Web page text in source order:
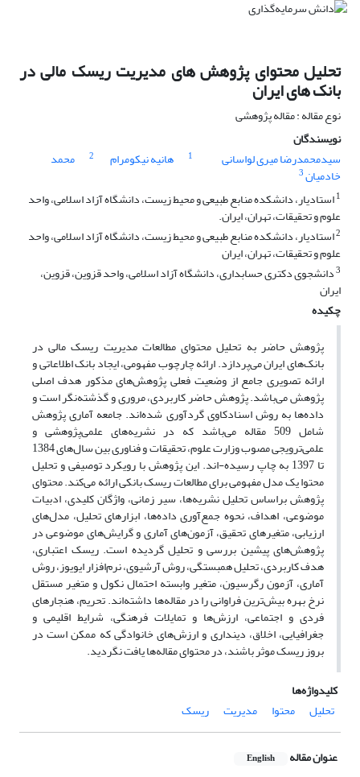
تحلیل محتوای پژوهش های مدیریت ریسک مالی در
بانک های ایران
نوع مقاله : مقاله پژوهشی
نویسندگان
سیدمحمدرضا میری لواسانی
1 هانیه نیکومرام 2 محمد
خادمیان3
1استادیار، دانشکده منابع طبیعی و محیط زیست، دانشگاه آزاد اسلامی، واحد
علوم و تحقیقات، تهران، ایران.
2استادیار، دانشکده منابع طبیعی و محیط زیست، دانشگاه آزاد اسلامی، واحد
علوم و تحقیقات، تهران، ایران
3دانشجوی دکتری حسابداری، دانشگاه آزاد اسلامی، واحد قزوین، قزوین،
ایران
چکیده
پژوهش حاضر به تحلیل محتوای مطالعات مدیریت ریسک مالی در
بانک‌های ایران می‌پردازد. ارائه چارچوب مفهومی، ایجاد بانک اطلاعاتی و
ارائه تصویری جامع از وضعیت فعلی پژوهش‌های مذکور هدف اصلی
پژوهش می‌باشد. پژوهش حاضر کاربردی، مروری و گذشته‌نگر است و
داده‌ها به روش اسنادکاوی گردآوری شده‌اند. جامعه آماری پژوهش
شامل 509 مقاله می‌باشد که در نشریه‌های علمی‌پژوهشی و
علمی‌ترویجی مصوب وزارت علوم، تحقیقات و فناوری بین سال‌های 1384
تا 1397 به چاپ رسیده-اند. این پژوهش با رویکرد توصیفی و تحلیل
محتوا یک مدل مفهومی برای مطالعات ریسک بانکی ارائه می‌کند. محتوای
پژوهش براساس تحلیل نشریه‌ها، سیر زمانی، واژگان کلیدی، ادبیات
موضوعی، اهداف، نحوه جمع‌آوری داده‌ها، ابزارهای تحلیل، مدل‌های
ارزیابی، متغیرهای تحقیق، آزمون‌های آماری و گرایش‌‌های موضوعی در
پژوهش‌های پیشین بررسی و تحلیل گردیده است. ریسک‌ اعتباری،
هدف کاربردی، تحلیل همبستگی، روش آرشیوی، نرم‌افزار ایویوز، روش‌
آماری، آزمون‌ رگرسیون، متغیر وابسته احتمال نکول و متغیر مستقل
نرخ بهره بیش‌ترین فراوانی را در مقاله‌ها داشته‌اند. تحریم، هنجارهای
فردی و اجتماعی، ارزش‌ها و تمایلات فرهنگی، شرایط اقلیمی و
جغرافیایی، اخلاق، دینداری و ارزش‌های خانوادگی که ممکن است در
بروز ریسک موثر باشند، در محتوای مقاله‌ها یافت نگردید.
کلیدواژه‌ها
تحلیل
محتوا مدیریت ریسک
عنوان مقاله English